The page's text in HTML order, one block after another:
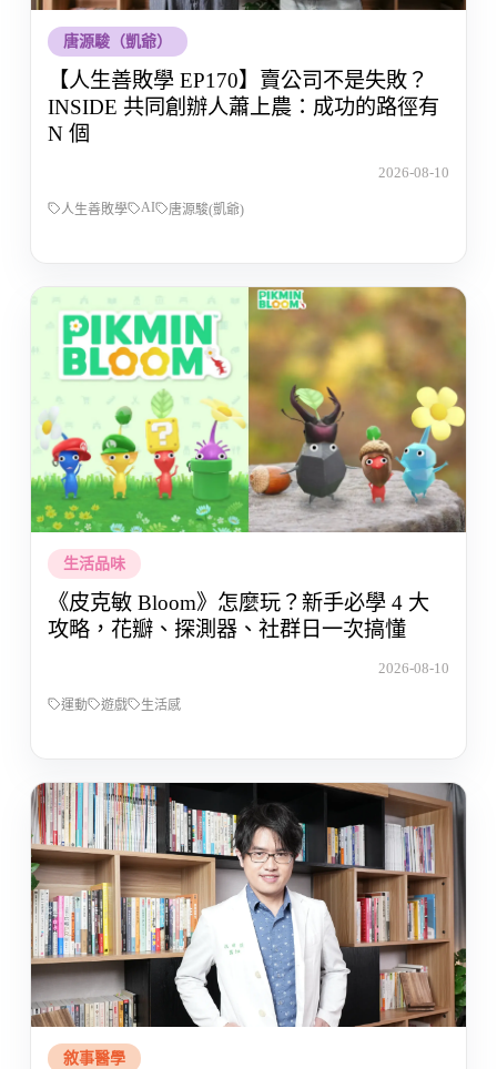
唐源駿（凱爺）
【人生善敗學 EP170】賣公司不是失敗？
INSIDE 共同創辦人蕭上農：成功的路徑有
N 個
2026-08-10
人生善敗學 AI 唐源駿(凱爺)
生活品味
《皮克敏 Bloom》怎麼玩？新手必學 4 大
攻略，花瓣、探測器、社群日一次搞懂
2026-08-10
運動 遊戲 生活感
敘事醫學